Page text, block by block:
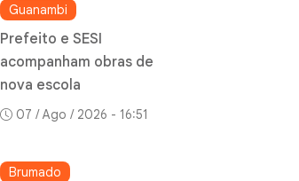
Guanambi
Prefeito e SESI
acompanham obras de
nova escola
07 / Ago / 2026 - 16:51
Brumado